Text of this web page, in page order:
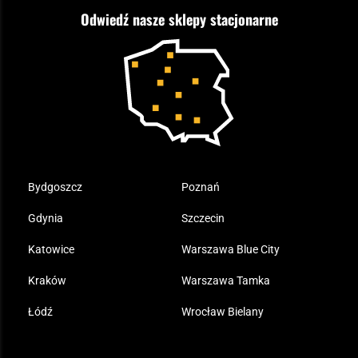
Reklamacje i gwarancja
Odwiedź nasze sklepy stacjonarne
Bydgoszcz
Gdynia
Katowice
Kraków
Łódź
Poznań
Szczecin
Warszawa Blue City
Warszawa Tamka
Wrocław Bielany
Kupony i kody rabatowe
Plecak ewakuacyjny preppersa
Samoobrona